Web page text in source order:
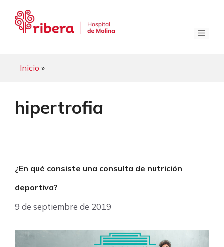
contenido
Menú
Inicio »
hipertrofia
¿En qué consiste una consulta de nutrición
deportiva?
9 de septiembre de 2019